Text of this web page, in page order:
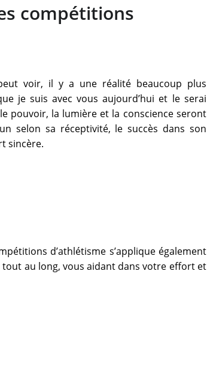
compétitions
voir, il y a une réalité beaucoup plus
je suis avec vous aujourd’hui et le serai
pouvoir, la lumière et la conscience seront
selon sa réceptivité, le succès dans son
sincère.
d’athlétisme s’applique également
tout au long, vous aidant dans votre effort et